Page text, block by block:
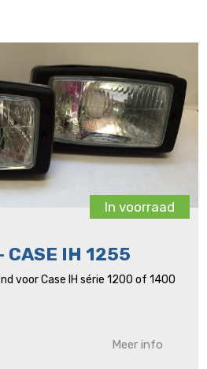
In voorraad
CASE IH 1255
voor Case IH série 1200 of 1400
Meer info